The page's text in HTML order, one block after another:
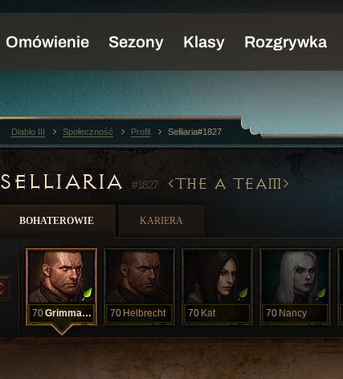
SELLIARIA#1827 THE A TEAM
BOHATEROWIE KARIERA
70 Grimmaldus 70 Helbrecht 70 Kat 70 Nancy
Diablo III Społeczność Profil Selliaria#1827